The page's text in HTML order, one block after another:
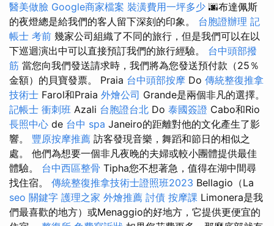
醫美做臉 Google商家檔案 裝潢費用一坪多少 🌆布達佩斯
的夜燈總是給我們的客人留下深刻的印象。 台胞證辦理 記
帳士 考前 幾家公司組織了不同的旅行，但是我們可以在以
下巡迴演出中可以直接預訂我們的旅行經驗。 台中頭部撥
筋 當您向我們發送請求時，我們將為您發送預付款（25％
金額）的貝寶發票。 Praia 台中頭部按摩 Do 傳統整復推拿
技術士 Farol和Praia 外燴公司 Grande是兩個非凡的選擇。
記帳士 衝刺班 Azali 台胞證台北 Do 泰國簽證 Cabo和Rio
長照中心 de 台中 spa Janeiro的距離對他的文化產生了影
響。 豐原按摩推薦 訪客發現音樂，舞蹈和節日的相似之
處。 他們為想要一個非凡夜晚的夫婦或較小團體提供最佳
體驗。 台中西區整骨 Tipha您不想著急，值得在湖中間尋
找住宿。 傳統整復推拿技術士證照班2023 Bellagio（La
seo 關鍵字 護理之家 外燴推薦 討債 按摩課 Limonera是我
們最喜歡的地方）或Menaggio的好地方，它提供更便宜的